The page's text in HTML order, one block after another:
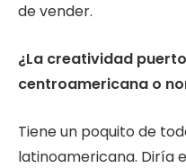
de vender.
¿La creatividad
centroamericana o
Tiene un poquito de
latinoamericana. Diría